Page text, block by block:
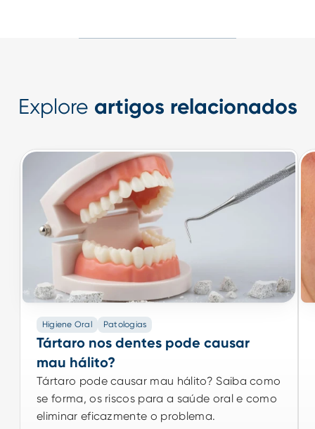
Explore artigos relacionados
Higiene Oral Patologias
Tártaro nos dentes pode causar
mau hálito?
Tártaro pode causar mau hálito? Saiba como
se forma, os riscos para a saúde oral e como
eliminar eficazmente o problema.
Higiene Oral Patologias
Tártaro nos dentes pode causar mau
hálito?
Tártaro pode causar mau hálito? Saiba como
se forma, os riscos para a saúde oral e como
eliminar eficazmente o problema.